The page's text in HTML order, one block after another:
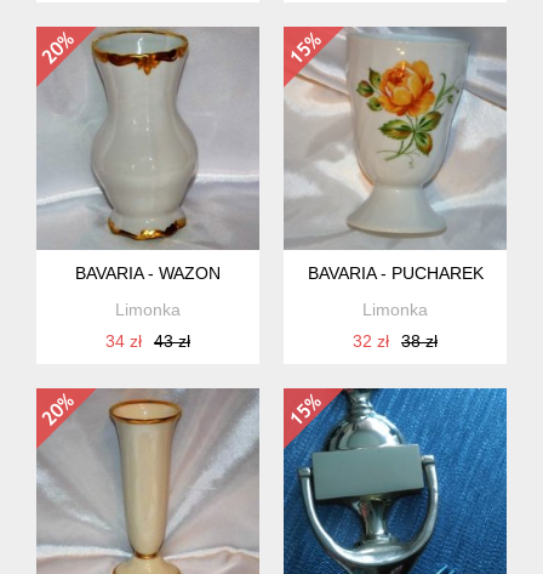
BAVARIA - WAZON
Limonka
34 zł
43 zł
BAVARIA - PUCHAREK
Limonka
32 zł
38 zł